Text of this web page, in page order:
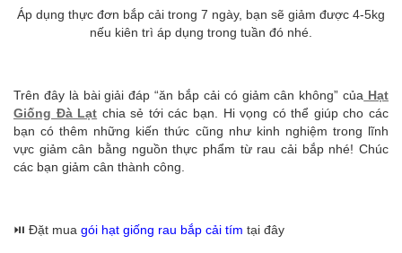
Áp dụng thực đơn bắp cải trong 7 ngày, bạn sẽ giảm được 4-5kg
nếu kiên trì áp dụng trong tuần đó nhé.
Trên đây là bài giải đáp “ăn bắp cải có giảm cân không” của Hạt
Giống Đà Lạt chia sẻ tới các bạn. Hi vọng có thể giúp cho các
bạn có thêm những kiến thức cũng như kinh nghiệm trong lĩnh
vực giảm cân bằng nguồn thực phẩm từ rau cải bắp nhé! Chúc
các bạn giảm cân thành công.
⏯️ Đặt mua gói hạt giống rau bắp cải tím tại đây